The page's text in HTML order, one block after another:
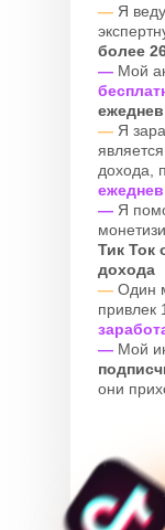
— Я
более
— Мой
— Я
дохода,
— Я
Тик Ток
дохода
— Один
привлек
— Мой
они